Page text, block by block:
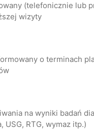
(telefonicznie lub
wizyty
o terminach
na wyniki badań
USG, RTG, wymaz itp.)